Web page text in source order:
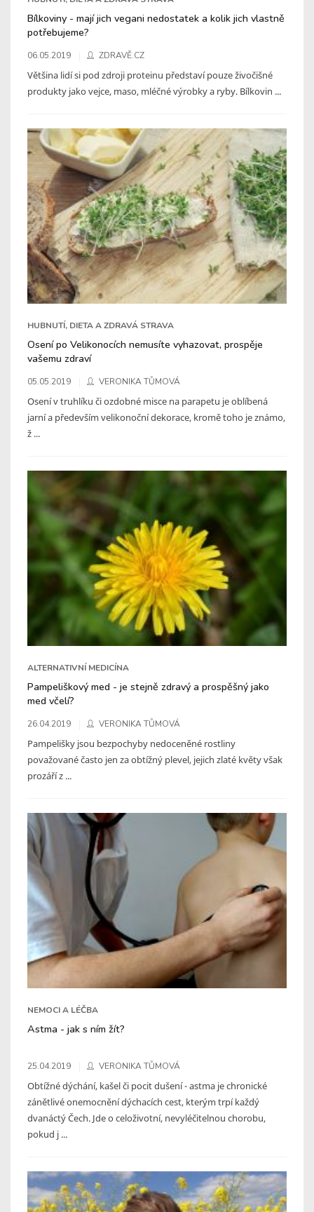
Bílkoviny - mají jich vegani nedostatek a kolik jich vlastně
potřebujeme?
06.05.2019 ZDRAVĚ.CZ
Většina lidí si pod zdroji proteinu představí pouze živočišné
produkty jako vejce, maso, mléčné výrobky a ryby. Bílkovin ...
HUBNUTÍ, DIETA A ZDRAVÁ STRAVA
Osení po Velikonocích nemusíte vyhazovat, prospěje
vašemu zdraví
05.05.2019 VERONIKA TŮMOVÁ
Osení v truhlíku či ozdobné misce na parapetu je oblíbená
jarní a především velikonoční dekorace, kromě toho je známo,
ž ...
ALTERNATIVNÍ MEDICÍNA
Pampeliškový med - je stejně zdravý a prospěšný jako
med včelí?
26.04.2019 VERONIKA TŮMOVÁ
Pampelišky jsou bezpochyby nedoceněné rostliny
považované často jen za obtížný plevel, jejich zlaté květy však
prozáří z ...
NEMOCI A LÉČBA
Astma - jak s ním žít?
25.04.2019 VERONIKA TŮMOVÁ
Obtížné dýchání, kašel či pocit dušení - astma je chronické
zánětlivé onemocnění dýchacích cest, kterým trpí každý
dvanáctý Čech. Jde o celoživotní, nevyléčitelnou chorobu,
pokud j ...